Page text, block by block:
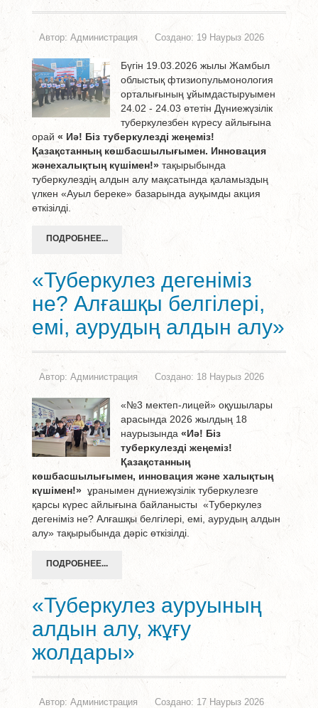
Автор: Администрация Создано: 19 Наурыз 2026
Бүгін 19.03.2026 жылы Жамбыл
облыстық фтизиопульмонология
орталығының ұйымдастыруымен
24.02 - 24.03 өтетін Дүниежүзілік
туберкулезбен күресу айлығына
орай « Иә! Біз туберкулезді жеңеміз!
Қазақстанның көшбасшылығымен. Инновация
жәнехалықтың күшімен!» тақырыбында
туберкулездің алдын алу мақсатында қаламыздың
үлкен «Ауыл береке» базарында ауқымды акция
өткізілді.
ПОДРОБНЕЕ...
«Туберкулез дегеніміз
не? Алғашқы белгілері,
емі, аурудың алдын алу»
Автор: Администрация Создано: 18 Наурыз 2026
«№3 мектеп-лицей» оқушылары
арасында 2026 жылдың 18
наурызында«Иә! Біз
туберкулезді жеңеміз!
Қазақстанның
көшбасшылығымен, инновация және халықтың
күшімен!» ұранымен дүниежүзілік туберкулезге
қарсы күрес айлығына байланысты «Туберкулез
дегеніміз не? Алғашқы белгілері, емі, аурудың алдын
алу» тақырыбында дәріс өткізілді.
ПОДРОБНЕЕ...
«Туберкулез ауруының
алдын алу, жұғу
жолдары»
Автор: Администрация Создано: 17 Наурыз 2026